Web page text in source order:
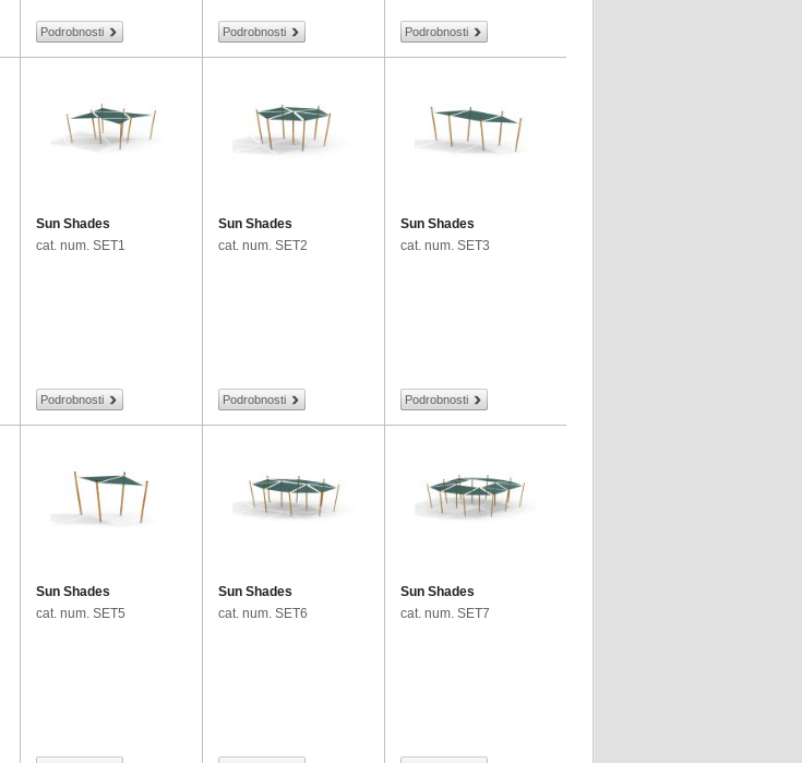
Podrobnosti Podrobnosti Podrobnosti
Sun Shades
cat. num. SET1
Podrobnosti
Sun Shades
cat. num. SET2
Podrobnosti
Sun Shades
cat. num. SET3
Podrobnosti
Sun Shades
cat. num. SET5
Sun Shades
cat. num. SET6
Sun Shades
cat. num. SET7